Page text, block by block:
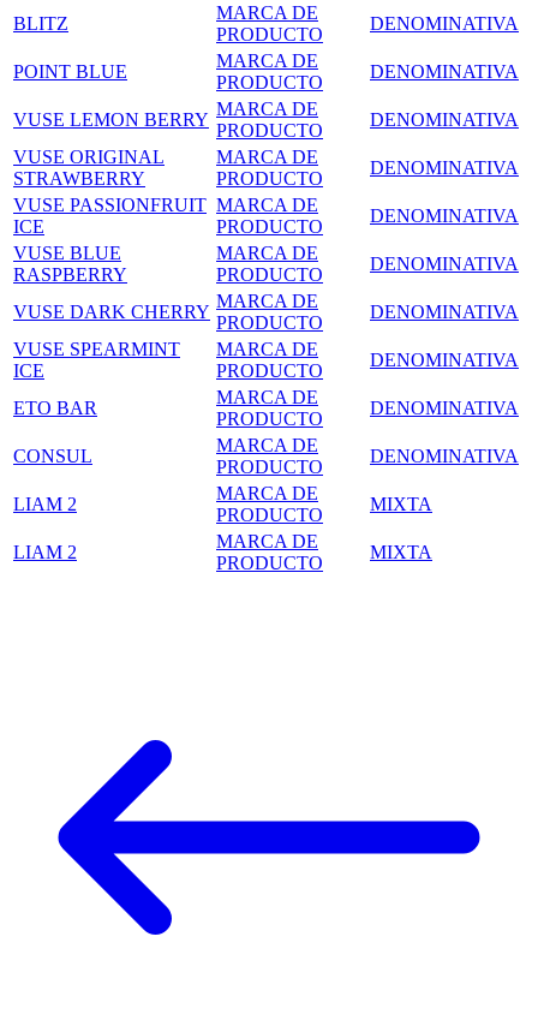
BLITZ
MARCA DE
PRODUCTO
DENOMINATIVA
POINT BLUE
MARCA DE
PRODUCTO
DENOMINATIVA
VUSE LEMON BERRY
MARCA DE
PRODUCTO
DENOMINATIVA
VUSE ORIGINAL
STRAWBERRY
MARCA DE
PRODUCTO
DENOMINATIVA
VUSE PASSIONFRUIT
ICE
MARCA DE
PRODUCTO
DENOMINATIVA
VUSE BLUE
RASPBERRY
MARCA DE
PRODUCTO
DENOMINATIVA
VUSE DARK CHERRY
MARCA DE
PRODUCTO
DENOMINATIVA
VUSE SPEARMINT
ICE
MARCA DE
PRODUCTO
DENOMINATIVA
ETO BAR
MARCA DE
PRODUCTO
DENOMINATIVA
CONSUL
MARCA DE
PRODUCTO
DENOMINATIVA
LIAM 2
MARCA DE
PRODUCTO
MIXTA
LIAM 2
MARCA DE
PRODUCTO
MIXTA